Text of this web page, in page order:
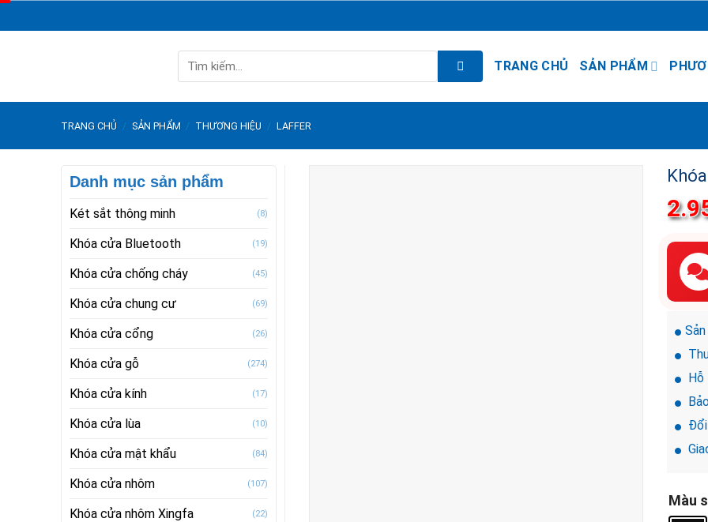
to
kiếm:
TRANG CHỦ SẢN PHẨM
TRANG CHỦ / SẢN PHẨM / THƯƠNG HIỆU / LAFFER
Danh mục sản phẩm
Két sắt thông minh (8)
Khóa cửa Bluetooth (19)
Khóa cửa chống cháy (45)
Khóa cửa chung cư (69)
Khóa cửa cổng (26)
Khóa cửa gỗ (274)
Khóa cửa kính (17)
Khóa cửa lùa (10)
Khóa cửa mật khẩu (84)
Khóa cửa nhôm (107)
Khóa cửa nhôm Xingfa (22)
Hỗ
Đổi
Màu